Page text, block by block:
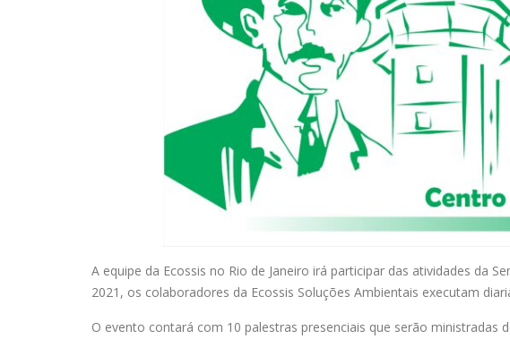
A equipe da Ecossis no Rio de Janeiro irá participar das atividades da
2021, os colaboradores da Ecossis Soluções Ambientais executam
O evento contará com 10 palestras presenciais que serão ministradas